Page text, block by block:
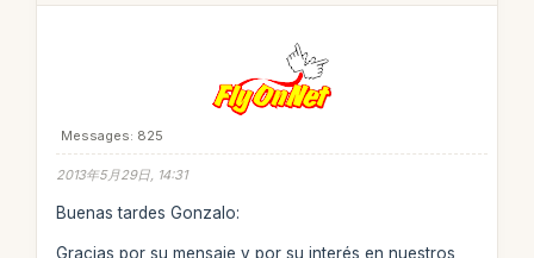
Messages: 825
2013年5月29日, 14:31
Buenas tardes Gonzalo:
Gracias por su mensaje y por su interés en nuestros